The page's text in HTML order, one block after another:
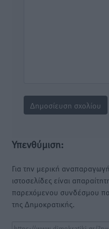
Υπενθύμιση:
Για την μερική
ιστοσελίδες είναι
παρεχόμενου συνδέσμου
της Δημοκρατικής.